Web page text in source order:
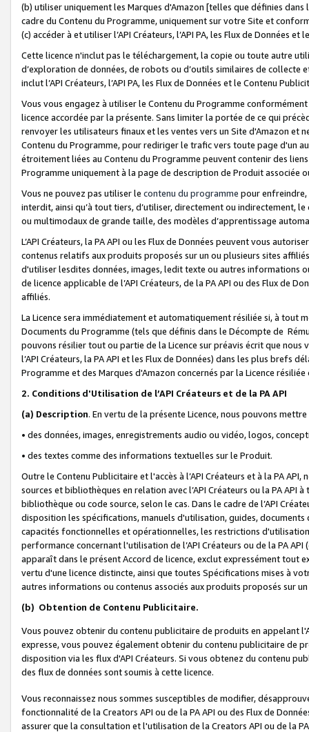
(b) utiliser uniquement les Marques d'Amazon [telles que définies dans
cadre du Contenu du Programme, uniquement sur votre Site et
(c) accéder à et utiliser l’API Créateurs, l’API PA, les Flux de Données
Cette licence n'inclut pas le téléchargement, la copie ou toute autre
d’exploration de données, de robots ou d’outils similaires de
inclut l’API Créateurs, l’API PA, les Flux de Données et le Contenu
Vous vous engagez à utiliser le Contenu du Programme
licence accordée par la présente. Sans limiter la portée de ce qui
renvoyer les utilisateurs finaux et les ventes vers un Site d'Amazon et
Contenu du Programme, pour rediriger le trafic vers toute page d'un
étroitement liées au Contenu du Programme peuvent contenir des
Programme uniquement à la page de description de Produit associée
Vous ne pouvez pas utiliser le contenu du programme pour
interdit, ainsi qu’à tout tiers, d’utiliser, directement ou indirectement,
ou multimodaux de grande taille, des modèles d’apprentissage
L’API Créateurs, la PA API ou les Flux de Données peuvent vous
contenus relatifs aux produits proposés sur un ou plusieurs sites
d'utiliser lesdites données, images, ledit texte ou autres informations
de licence applicable de l’API Créateurs, de la PA API ou des Flux de
affiliés.
La Licence sera immédiatement et automatiquement résiliée si, à
Documents du Programme (tels que définis dans le Décompte de
pouvons résilier tout ou partie de la Licence sur préavis écrit que
l’API Créateurs, la PA API et les Flux de Données) dans les plus
Programme et des Marques d'Amazon concernés par la Licence
2. Conditions d'Utilisation de l’API Créateurs et de la PA API
(a) Description. En vertu de la présente Licence, nous pouvons
• des données, images, enregistrements audio ou vidéo, logos,
• des textes comme des informations textuelles sur le Produit.
Outre le Contenu Publicitaire et l'accès à l’API Créateurs et à la PA
sources et bibliothèques en relation avec l’API Créateurs ou la PA
bibliothèque ou code source, selon le cas. Dans le cadre de l’API
disposition les spécifications, manuels d'utilisation, guides,
capacités fonctionnelles et opérationnelles, les restrictions
performance concernant l'utilisation de l’API Créateurs ou de la PA
apparaît dans le présent Accord de licence, exclut expressément tout
vertu d'une licence distincte, ainsi que toutes Spécifications mises à
autres informations ou contenus associés aux produits proposés sur
(b) Obtention de Contenu Publicitaire.
Vous pouvez obtenir du contenu publicitaire de produits en appelant
expresse, vous pouvez également obtenir du contenu publicitaire de
disposition via les flux d'API Créateurs. Si vous obtenez du contenu
des flux de données sont soumis à cette licence.
Vous reconnaissez nous sommes susceptibles de modifier,
fonctionnalité de la Creators API ou de la PA API ou des Flux de
assurer que la consultation et l'utilisation de la Creators API ou de la